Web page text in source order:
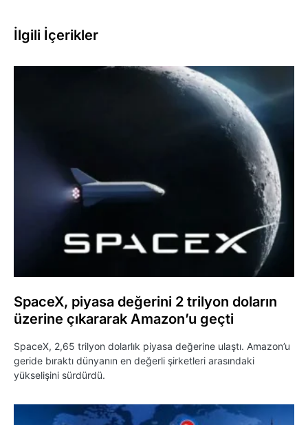
İlgili İçerikler
SpaceX, piyasa değerini 2 trilyon doların
üzerine çıkararak Amazon’u geçti
SpaceX, 2,65 trilyon dolarlık piyasa değerine ulaştı. Amazon’u
geride bıraktı dünyanın en değerli şirketleri arasındaki
yükselişini sürdürdü.